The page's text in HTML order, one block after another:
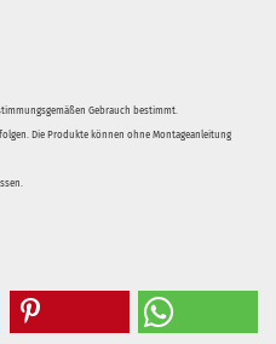
Gebrauch bestimmt.
Die Produkte können ohne Montageanleitung